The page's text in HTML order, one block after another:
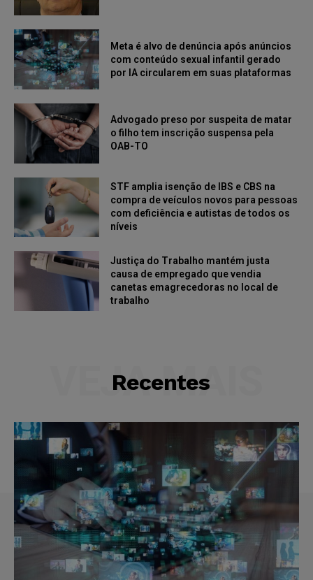
Meta é alvo de denúncia após anúncios
com conteúdo sexual infantil gerado
por IA circularem em suas plataformas
Advogado preso por suspeita de matar
o filho tem inscrição suspensa pela
OAB-TO
STF amplia isenção de IBS e CBS na
compra de veículos novos para pessoas
com deficiência e autistas de todos os
níveis
Justiça do Trabalho mantém justa
causa de empregado que vendia
canetas emagrecedoras no local de
trabalho
Recentes
VEJA MAIS